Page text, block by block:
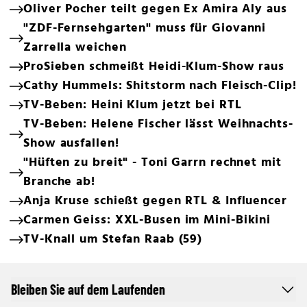
Oliver Pocher teilt gegen Ex Amira Aly aus
"ZDF-Fernsehgarten" muss für Giovanni
Zarrella weichen
ProSieben schmeißt Heidi-Klum-Show raus
Cathy Hummels: Shitstorm nach Fleisch-Clip!
TV-Beben: Heini Klum jetzt bei RTL
TV-Beben: Helene Fischer lässt Weihnachts-
Show ausfallen!
"Hüften zu breit" - Toni Garrn rechnet mit
Branche ab!
Anja Kruse schießt gegen RTL & Influencer
Carmen Geiss: XXL-Busen im Mini-Bikini
TV-Knall um Stefan Raab (59)
Bleiben Sie auf dem Laufenden